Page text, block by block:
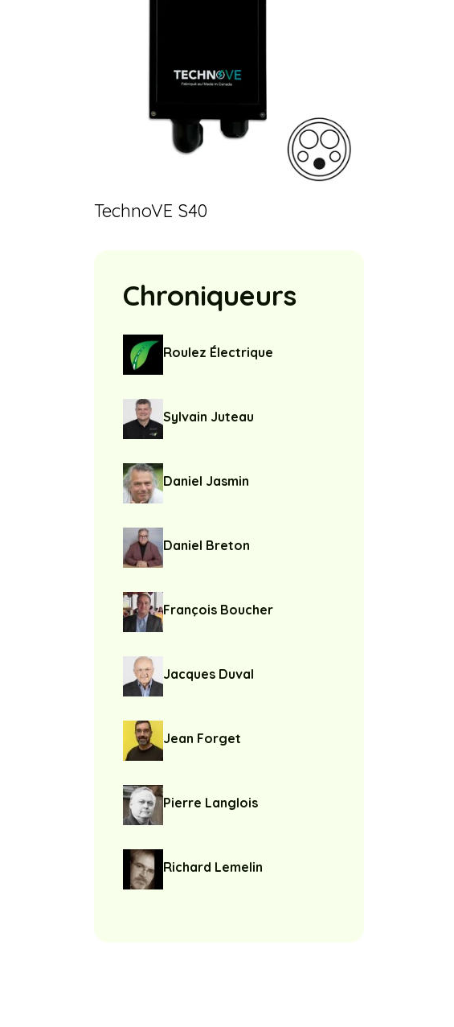
TechnoVE S40
Chroniqueurs
Roulez Électrique
Sylvain Juteau
Daniel Jasmin
Daniel Breton
François Boucher
Jacques Duval
Jean Forget
Pierre Langlois
Richard Lemelin